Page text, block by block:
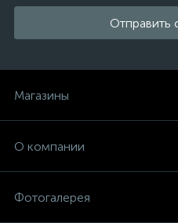
Отправить
Магазины
О компании
Фотогалерея